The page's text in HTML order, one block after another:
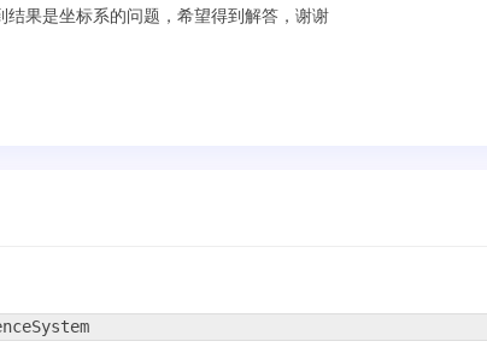
果是坐标系的问题，希望得到解答，谢谢